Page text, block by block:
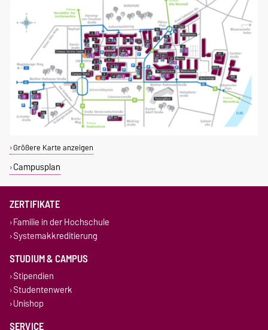
Größere Karte anzeigen
Campusplan
ZERTIFIKATE
Familie in der Hochschule
Systemakkreditierung
STUDIUM & CAMPUS
Stipendien
Studentenwerk
Unishop
SERVICE